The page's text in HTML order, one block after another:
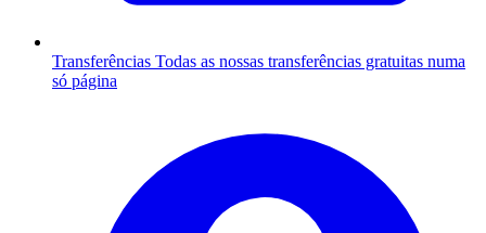
Transferências Todas as nossas transferências gratuitas numa
só página